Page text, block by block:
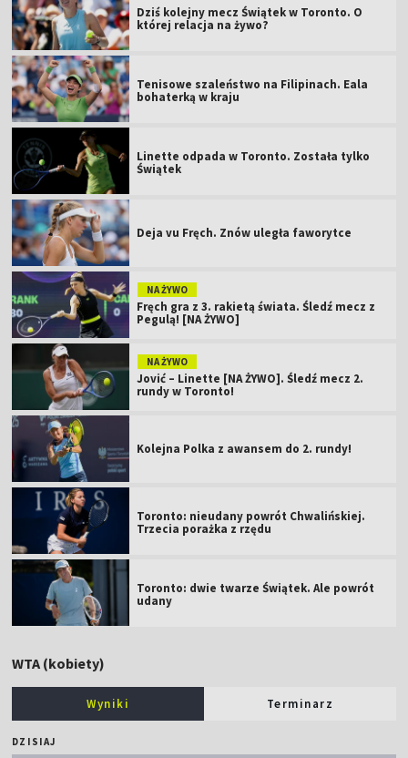
Dziś kolejny mecz Świątek w Toronto. O
której relacja na żywo?
Tenisowe szaleństwo na Filipinach. Eala
bohaterką w kraju
Linette odpada w Toronto. Została tylko
Świątek
Deja vu Fręch. Znów uległa faworytce
NA ŻYWO
Fręch gra z 3. rakietą świata. Śledź mecz z
Pegulą! [NA ŻYWO]
NA ŻYWO
Jović – Linette [NA ŻYWO]. Śledź mecz 2.
rundy w Toronto!
Kolejna Polka z awansem do 2. rundy!
Toronto: nieudany powrót Chwalińskiej.
Trzecia porażka z rzędu
Toronto: dwie twarze Świątek. Ale powrót
udany
WTA (kobiety)
Wyniki Terminarz
DZISIAJ